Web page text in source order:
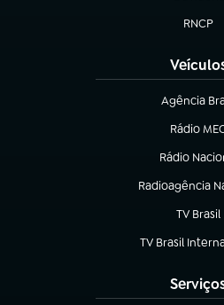
RNCP
(abre
Agência
(abre em
Rádio
(abre em
Rádio
Radioagência
(abre em nova
TV Brasil
(abre
TV Brasil
(abre em nova